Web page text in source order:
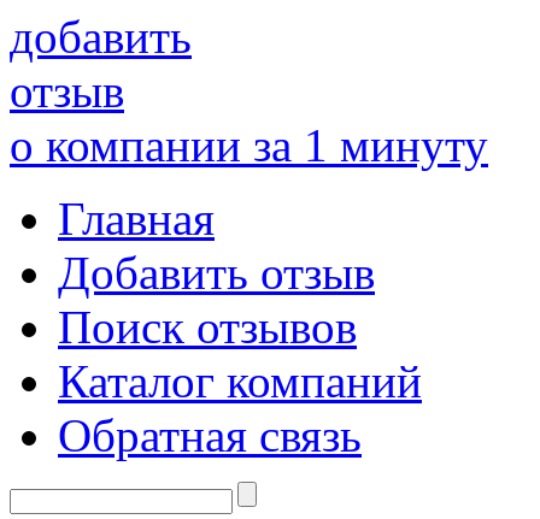
добавить
отзыв
о компании за 1 минуту
Главная
Добавить отзыв
Поиск отзывов
Каталог компаний
Обратная связь